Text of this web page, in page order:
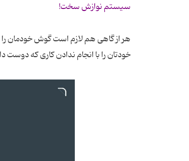
سیستم نوازش سخت!
هر از گاهی هم لازم است گوش خودمان را
خودتان را با انجام ندادن کاری که دوست